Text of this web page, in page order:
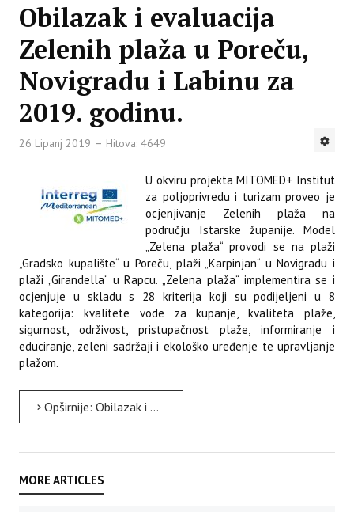
Obilazak i evaluacija
Zelenih plaža u Poreču,
Novigradu i Labinu za
2019. godinu.
26 Lipanj 2019 Hitova: 4649
U okviru projekta MITOMED+ Institut
za poljoprivredu i turizam proveo je
ocjenjivanje Zelenih plaža na
području Istarske županije. Model
„Zelena plaža“ provodi se na plaži
„Gradsko kupalište“ u Poreču, plaži „Karpinjan“ u Novigradu i
plaži „Girandella“ u Rapcu. „Zelena plaža“ implementira se i
ocjenjuje u skladu s 28 kriterija koji su podijeljeni u 8
kategorija: kvalitete vode za kupanje, kvaliteta plaže,
sigurnost, održivost, pristupačnost plaže, informiranje i
educiranje, zeleni sadržaji i ekološko uređenje te upravljanje
plažom.
Opširnije: Obilazak i evaluacija Zelenih plaža u Poreču, Novigradu i Labinu za 2019. godinu.